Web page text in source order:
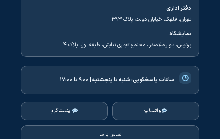
دفتر اداری
تهران، قلهک، خیابان دولت، پلاک ۳۹۳
نمایشگاه
پردیس، بلوار ملاصدرا، مجتمع تجاری نیایش، طبقه اول، پلاک ۴
◷ ساعات پاسخگویی:شنبه تا پنجشنبه | ۹:۰۰ تا ۱۷:۰۰
واتساپ اینستاگرام
تماس با ما